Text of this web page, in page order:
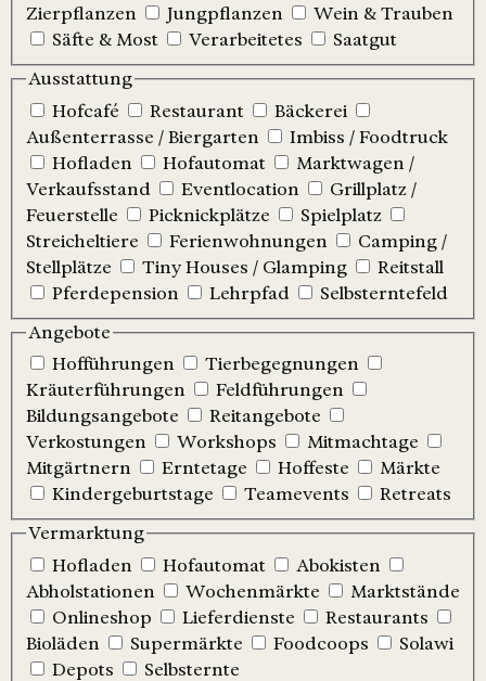
Zierpflanzen Jungpflanzen
Wein & Trauben
Säfte & Most
Verarbeitetes
Saatgut
Ausstattung
Hofcafé
Restaurant
Bäckerei
Außenterrasse / Biergarten
Imbiss / Foodtruck
Hofladen
Hofautomat
Marktwagen /
Verkaufsstand
Eventlocation
Grillplatz /
Feuerstelle
Picknickplätze
Spielplatz
Streicheltiere
Ferienwohnungen
Camping /
Stellplätze
Tiny Houses / Glamping
Reitstall
Pferdepension
Lehrpfad
Selbsterntefeld
Angebote
Hofführungen
Tierbegegnungen
Kräuterführungen
Feldführungen
Bildungsangebote
Reitangebote
Verkostungen
Workshops
Mitmachtage
Mitgärtnern
Erntetage Hoffeste
Märkte
Kindergeburtstage
Teamevents
Retreats
Vermarktung
Hofladen
Hofautomat
Abokisten
Abholstationen
Wochenmärkte
Marktstände
Onlineshop
Lieferdienste
Restaurants
Bioläden
Supermärkte Foodcoops
Solawi
Depots
Selbsternte